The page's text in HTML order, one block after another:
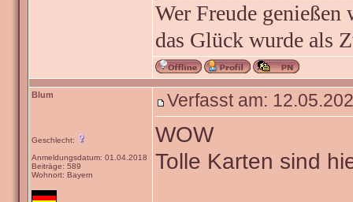
Wer Freude
das Glück wurde als
Blum
Geschlecht:
Anmeldungsdatum: 01.04.2018
Beiträge: 589
Wohnort: Bayern
Verfasst am:
WOW
Tolle Karten sind